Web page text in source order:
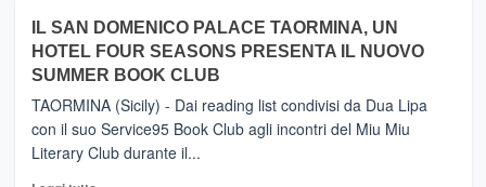
da
Neos
PIEDIMONTE
ETNEO
–
Meta
turistica
privilegiata
secondo
IL SAN DOMENICO PALACE TAORMINA, UN
HOTEL FOUR SEASONS PRESENTA IL NUOVO
SUMMER BOOK CLUB
TAORMINA (Sicily) - Dai reading list condivisi da Dua Lipa
con il suo Service95 Book Club agli incontri del Miu Miu
Literary Club durante il...